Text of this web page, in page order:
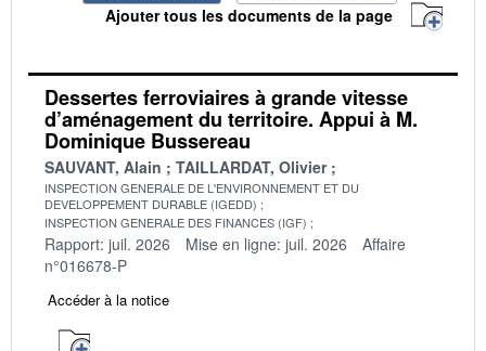
Ajouter tous les documents de la page
Dessertes ferroviaires à grande vitesse
d’aménagement du territoire. Appui à M.
Dominique Bussereau
SAUVANT, Alain TAILLARDAT, Olivier
INSPECTION GENERALE DE L'ENVIRONNEMENT ET DU
DEVELOPPEMENT DURABLE (IGEDD)
INSPECTION GENERALE DES FINANCES (IGF)
Rapport: juil. 2026 Mise en ligne: juil. 2026
Affaire
n°016678-P
Accéder à la notice